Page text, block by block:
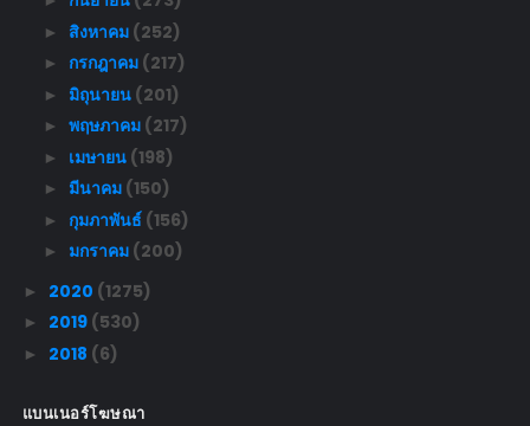
► สิงหาคม (252)
► กรกฎาคม (217)
► มิถุนายน (201)
► พฤษภาคม (217)
► เมษายน (198)
► มีนาคม (150)
► กุมภาพันธ์ (156)
► มกราคม (200)
► 2020 (1275)
► 2019 (530)
► 2018 (6)
แบนเนอร์โฆษณา